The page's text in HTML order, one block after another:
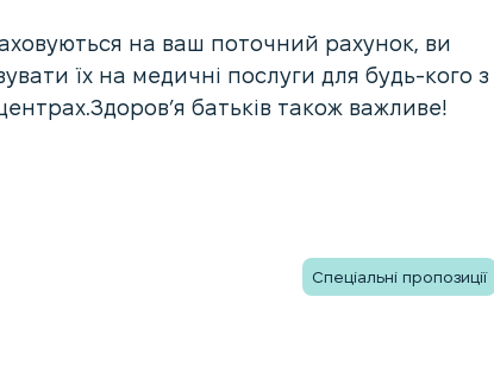
на ваш поточний рахунок, ви
їх на медичні послуги для будь-кого з
батьків також важливе!
Спеціальні пропозиції